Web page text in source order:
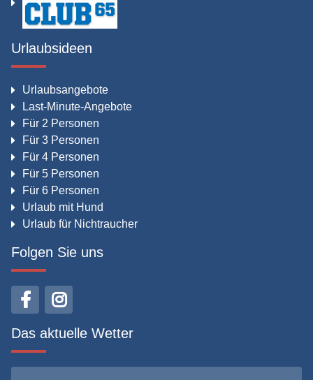
Urlaubsideen
Urlaubsangebote
Last-Minute-Angebote
Für 2 Personen
Für 3 Personen
Für 4 Personen
Für 5 Personen
Für 6 Personen
Urlaub mit Hund
Urlaub für Nichtraucher
Folgen Sie uns
Das aktuelle Wetter